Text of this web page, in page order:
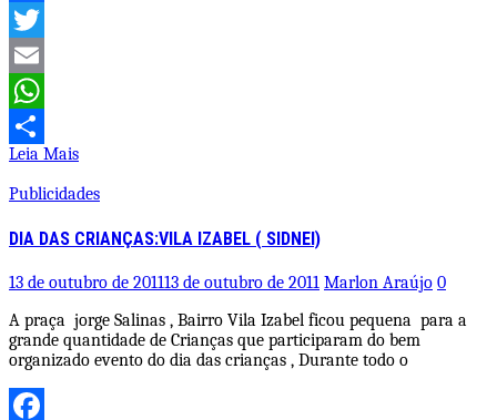
Facebook
Twitter
Email
WhatsApp
Share
Leia Mais
Publicidades
DIA DAS CRIANÇAS:VILA IZABEL ( SIDNEI)
13 de outubro de 201113 de outubro de 2011 Marlon Araújo 0
A praça jorge Salinas , Bairro Vila Izabel ficou pequena para a
grande quantidade de Crianças que participaram do bem
organizado evento do dia das crianças , Durante todo o